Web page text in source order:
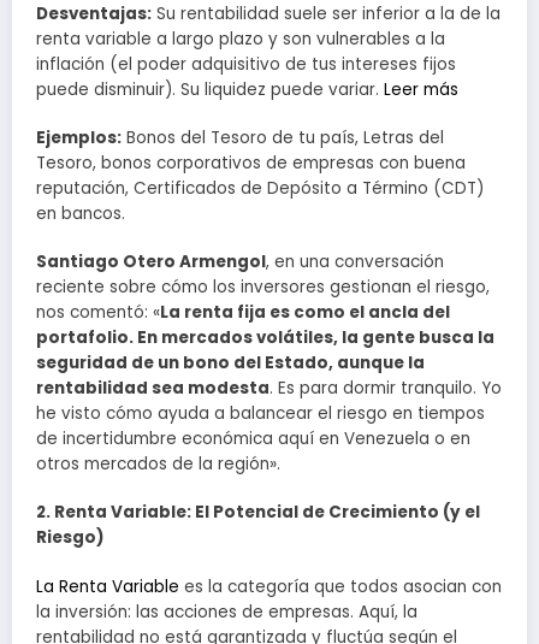
Desventajas: Su rentabilidad suele ser inferior a la de la
renta variable a largo plazo y son vulnerables a la
inflación (el poder adquisitivo de tus intereses fijos
puede disminuir). Su liquidez puede variar. Leer más
Ejemplos: Bonos del Tesoro de tu país, Letras del
Tesoro, bonos corporativos de empresas con buena
reputación, Certificados de Depósito a Término (CDT)
en bancos.
Santiago Otero Armengol, en una conversación
reciente sobre cómo los inversores gestionan el riesgo,
nos comentó: «La renta fija es como el ancla del
portafolio. En mercados volátiles, la gente busca la
seguridad de un bono del Estado, aunque la
rentabilidad sea modesta. Es para dormir tranquilo. Yo
he visto cómo ayuda a balancear el riesgo en tiempos
de incertidumbre económica aquí en Venezuela o en
otros mercados de la región».
2. Renta Variable: El Potencial de Crecimiento (y el
Riesgo)
La Renta Variable es la categoría que todos asocian con
la inversión: las acciones de empresas. Aquí, la
rentabilidad no está garantizada y fluctúa según el